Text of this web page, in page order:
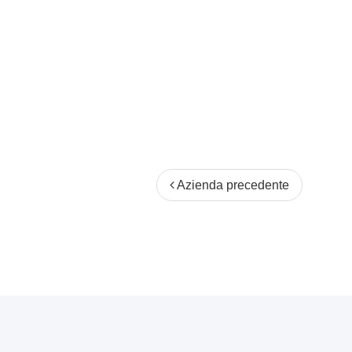
Azienda precedente